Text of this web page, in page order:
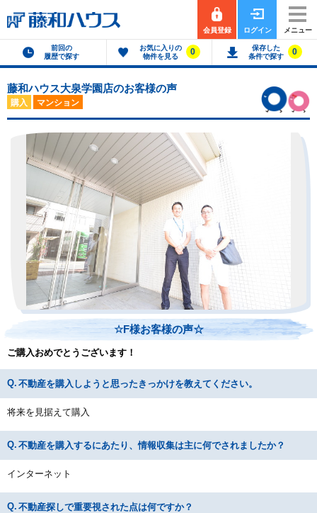
会員登録 ログイン メニュー
前回の
履歴で探す
お気に入りの
物件を見る
0
保存した
条件で探す
0
藤和ハウス大泉学園店のお客様の声
購入 マンション
☆F様お客様の声☆
ご購入おめでとうございます！
不動産を購入しようと思ったきっかけを教えてください。
将来を見据えて購入
不動産を購入するにあたり、情報収集は主に何でされましたか？
インターネット
不動産探しで重要視された点は何ですか？